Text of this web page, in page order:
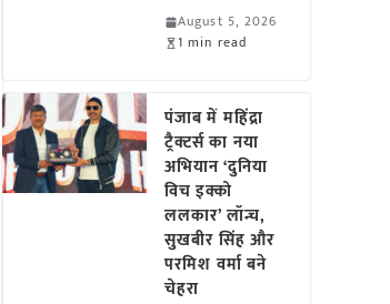
August 5, 2026
1 min read
पंजाब में महिंद्रा
ट्रैक्टर्स का नया
अभियान ‘दुनिया
विच इक्को
ललकार’ लॉन्च,
सुखबीर सिंह और
परमिश वर्मा बने
चेहरा